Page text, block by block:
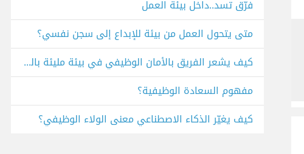
فرّق تسد..داخل بيئة العمل
متى يتحول العمل من بيئة للإبداع إلى سجن نفسي؟
كيف يشعر الفريق بالأمان الوظيفي في بيئة مليئة بالمغادرات؟
مفهوم السعادة الوظيفية؟
كيف يغيّر الذكاء الاصطناعي معنى الولاء الوظيفي؟